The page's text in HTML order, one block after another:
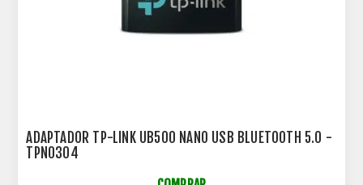
ADAPTADOR TP-LINK UB500 NANO USB BLUETOOTH 5.0 -
TPN0304